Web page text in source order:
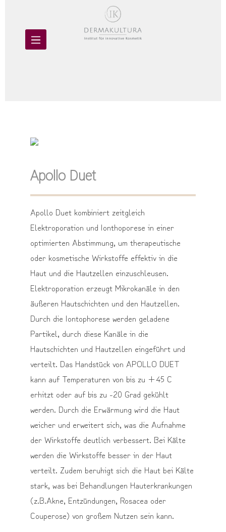
Apollo Duet
Apollo Duet kombiniert zeitgleich
Elektroporation und Ionthoporese in einer
optimierten Abstimmung, um therapeutische
oder kosmetische Wirkstoffe effektiv in die
Haut und die Hautzellen einzuschleusen.
Elektroporation erzeugt Mikrokanäle in den
äußeren Hautschichten und den Hautzellen.
Durch die Iontophorese werden geladene
Partikel, durch diese Kanäle in die
Hautschichten und Hautzellen eingeführt und
verteilt. Das Handstück von APOLLO DUET
kann auf Temperaturen von bis zu +45 C
erhitzt oder auf bis zu -20 Grad gekühlt
werden. Durch die Erwärmung wird die Haut
weicher und erweitert sich, was die Aufnahme
der Wirkstoffe deutlich verbessert. Bei Kälte
werden die Wirkstoffe besser in der Haut
verteilt. Zudem beruhigt sich die Haut bei Kälte
stark, was bei Behandlungen Hauterkrankungen
(z.B.Akne, Entzündungen, Rosacea oder
Couperose) von großem Nutzen sein kann.